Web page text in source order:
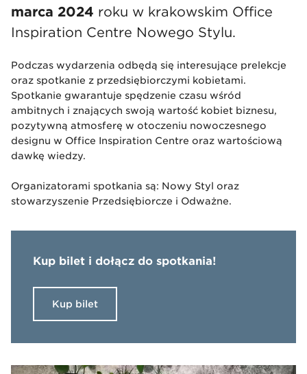
marca 2024 roku w krakowskim Office
Inspiration Centre Nowego Stylu.
Podczas wydarzenia odbędą się interesujące prelekcje
oraz spotkanie z przedsiębiorczymi kobietami.
Spotkanie gwarantuje spędzenie czasu wśród
ambitnych i znających swoją wartość kobiet biznesu,
pozytywną atmosferę w otoczeniu nowoczesnego
designu w Office Inspiration Centre oraz wartościową
dawkę wiedzy.
Organizatorami spotkania są: Nowy Styl oraz
stowarzyszenie Przedsiębiorcze i Odważne.
Kup bilet i dołącz do spotkania!
Kup bilet